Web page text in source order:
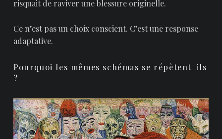
risquait de raviver une blessure originelle.
Ce n’est pas un choix conscient. C’est une response
adaptative.
Pourquoi les mêmes schémas se répètent-ils
?